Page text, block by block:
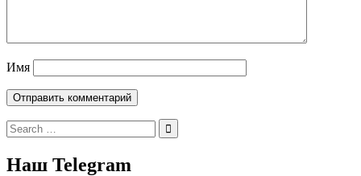
Имя
Search
for:
Наш Telegram